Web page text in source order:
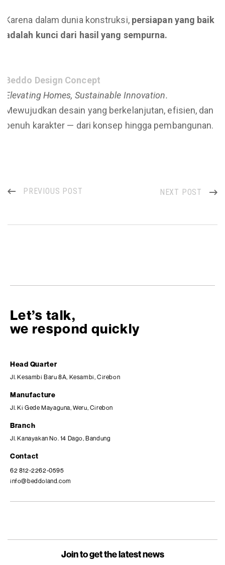
Karena dalam dunia konstruksi, persiapan yang baik
adalah kunci dari hasil yang sempurna.
Beddo Design Concept
Elevating Homes, Sustainable Innovation.
Mewujudkan desain yang berkelanjutan, efisien, dan
penuh karakter — dari konsep hingga pembangunan.
PREVIOUS POST NEXT POST
Let’s talk,
we respond quickly
Head Quarter
Jl. Kesambi Baru 8A, Kesambi, Cirebon
Manufacture
Jl. Ki Gede Mayaguna, Weru, Cirebon
Branch
Jl. Kanayakan No. 14 Dago, Bandung
Contact
62 812-2262-0595
info@beddoland.com
Join to get the latest news